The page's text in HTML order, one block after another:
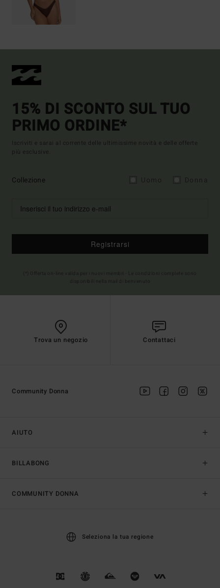
15% DI SCONTO SUL TUO
PRIMO ORDINE*
Iscriviti e sarai al corrente delle ultimissime novità e delle offerte
più esclusive.
Collezione
Registrarsi
Trova un negozio Contattaci
AIUTO
BILLABONG
Community Donna
COMMUNITY DONNA
Seleziona la tua regione